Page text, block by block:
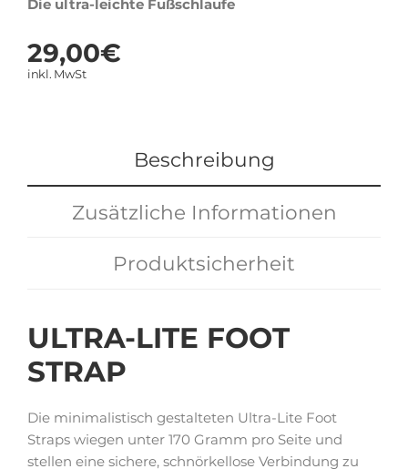
Die ultra-leichte Fußschlaufe
29,00€
inkl. MwSt
Beschreibung
Zusätzliche Informationen
Produktsicherheit
ULTRA-LITE FOOT
STRAP
Die minimalistisch gestalteten Ultra-Lite Foot
Straps wiegen unter 170 Gramm pro Seite und
stellen eine sichere, schnörkellose Verbindung zu